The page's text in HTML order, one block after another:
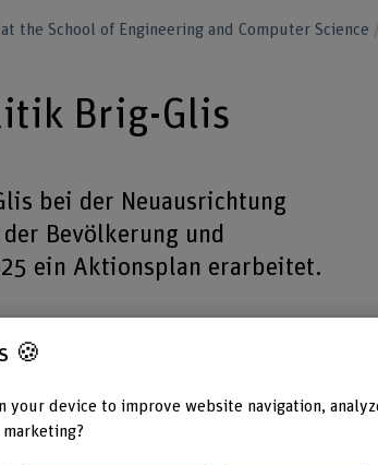
the School of Engineering and Computer Science
Brig-Glis
bei der Neuausrichtung
Bevölkerung und
ein Aktionsplan erarbeitet.
(planned)
- 31.05.2025
🍪
your device to improve website navigation,